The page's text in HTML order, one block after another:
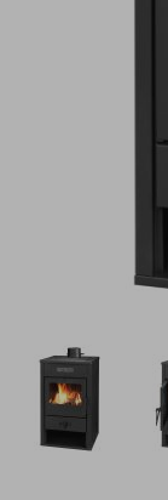
View larger